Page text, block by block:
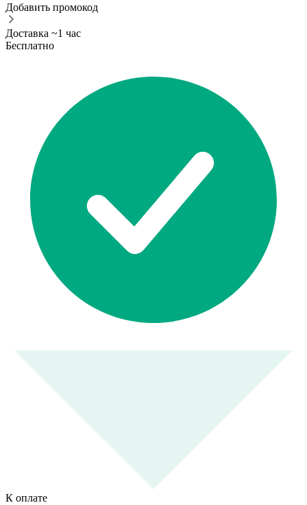
Добавить промокод
Доставка ~1 час
Бесплатно
К оплате